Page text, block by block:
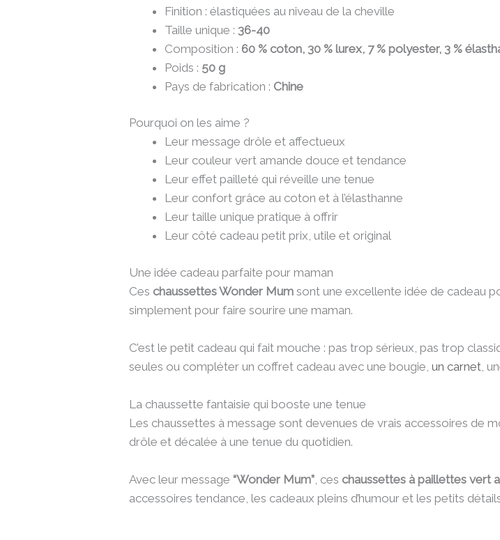
Finition : élastiquées au niveau de la cheville
Taille unique : 36-40
Composition : 60 % coton, 30 % lurex, 7 % polyester, 3 %
Poids : 50 g
Pays de fabrication : Chine
Pourquoi on les aime ?
Leur message drôle et affectueux
Leur couleur vert amande douce et tendance
Leur effet pailleté qui réveille une tenue
Leur confort grâce au coton et à l’élasthanne
Leur taille unique pratique à offrir
Leur côté cadeau petit prix, utile et original
Une idée cadeau parfaite pour maman
Ces chaussettes Wonder Mum sont une excellente idée de cadeau
simplement pour faire sourire une maman.
C’est le petit cadeau qui fait mouche : pas trop sérieux, pas trop
seules ou compléter un coffret cadeau avec une bougie,un carnet,
La chaussette fantaisie qui booste une tenue
Les chaussettes à message sont devenues de vrais accessoires de
drôle et décalée à une tenue du quotidien.
Avec leur message “Wonder Mum”, ces chaussettes à paillettes vert
accessoires tendance, les cadeaux pleins d’humour et les petits